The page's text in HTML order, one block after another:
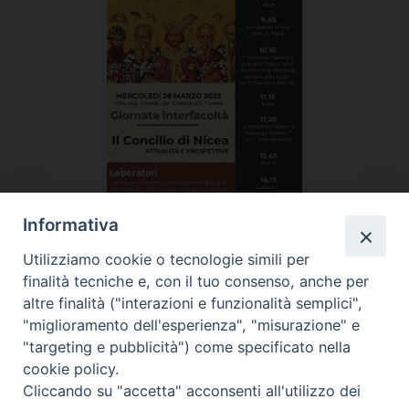
26/03/2025 | dalle 09:30 |
Informativa
Utilizziamo cookie o tecnologie simili per
finalità tecniche e, con il tuo consenso, anche per
altre finalità ("interazioni e funzionalità semplici",
"miglioramento dell'esperienza", "misurazione" e
"targeting e pubblicità") come specificato nella
cookie policy.
Cliccando su "accetta" acconsenti all'utilizzo dei